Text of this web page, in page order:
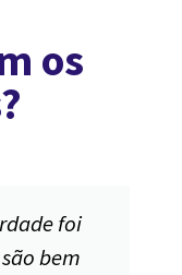
os
foi
bem